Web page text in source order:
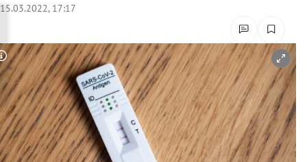
Untermenü
Untermenü
Untermenü
Untermenü
15.03.2022, 17:17
Copyright-Hinweis öffnen/schließen